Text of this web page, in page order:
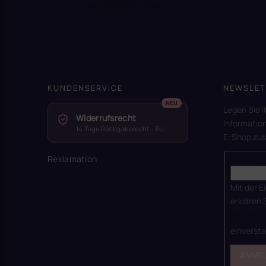
KUNDENSERVICE
Widerrufsrecht
14 Tage Rückgaberecht – EU
Reklamation
Legen Sie
E-Shop
Mit der
erklären